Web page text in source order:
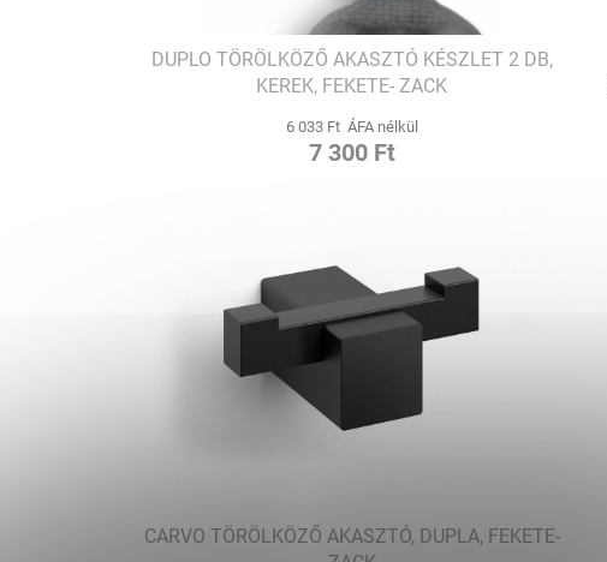
DUPLO TÖRÖLKÖZŐ AKASZTÓ KÉSZLET 2 DB,
KEREK, FEKETE- ZACK
6 033 Ft ÁFA nélkül
7 300 Ft
CARVO TÖRÖLKÖZŐ AKASZTÓ, DUPLA, FEKETE-